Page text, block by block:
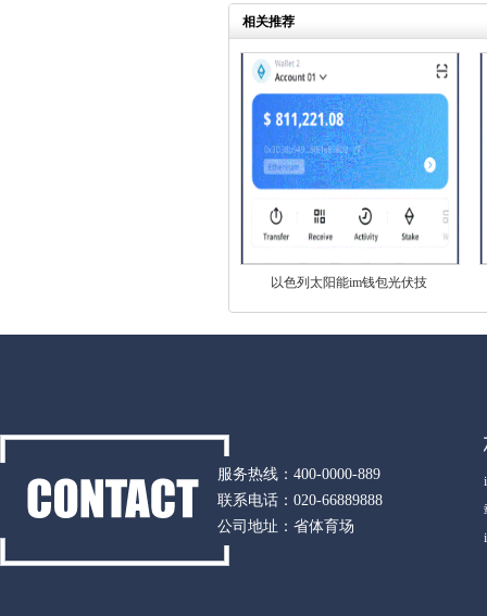
相关推荐
以色列太阳能im钱包光伏技
服务热线：400-0000-889
联系电话：020-66889888
公司地址：省体育场